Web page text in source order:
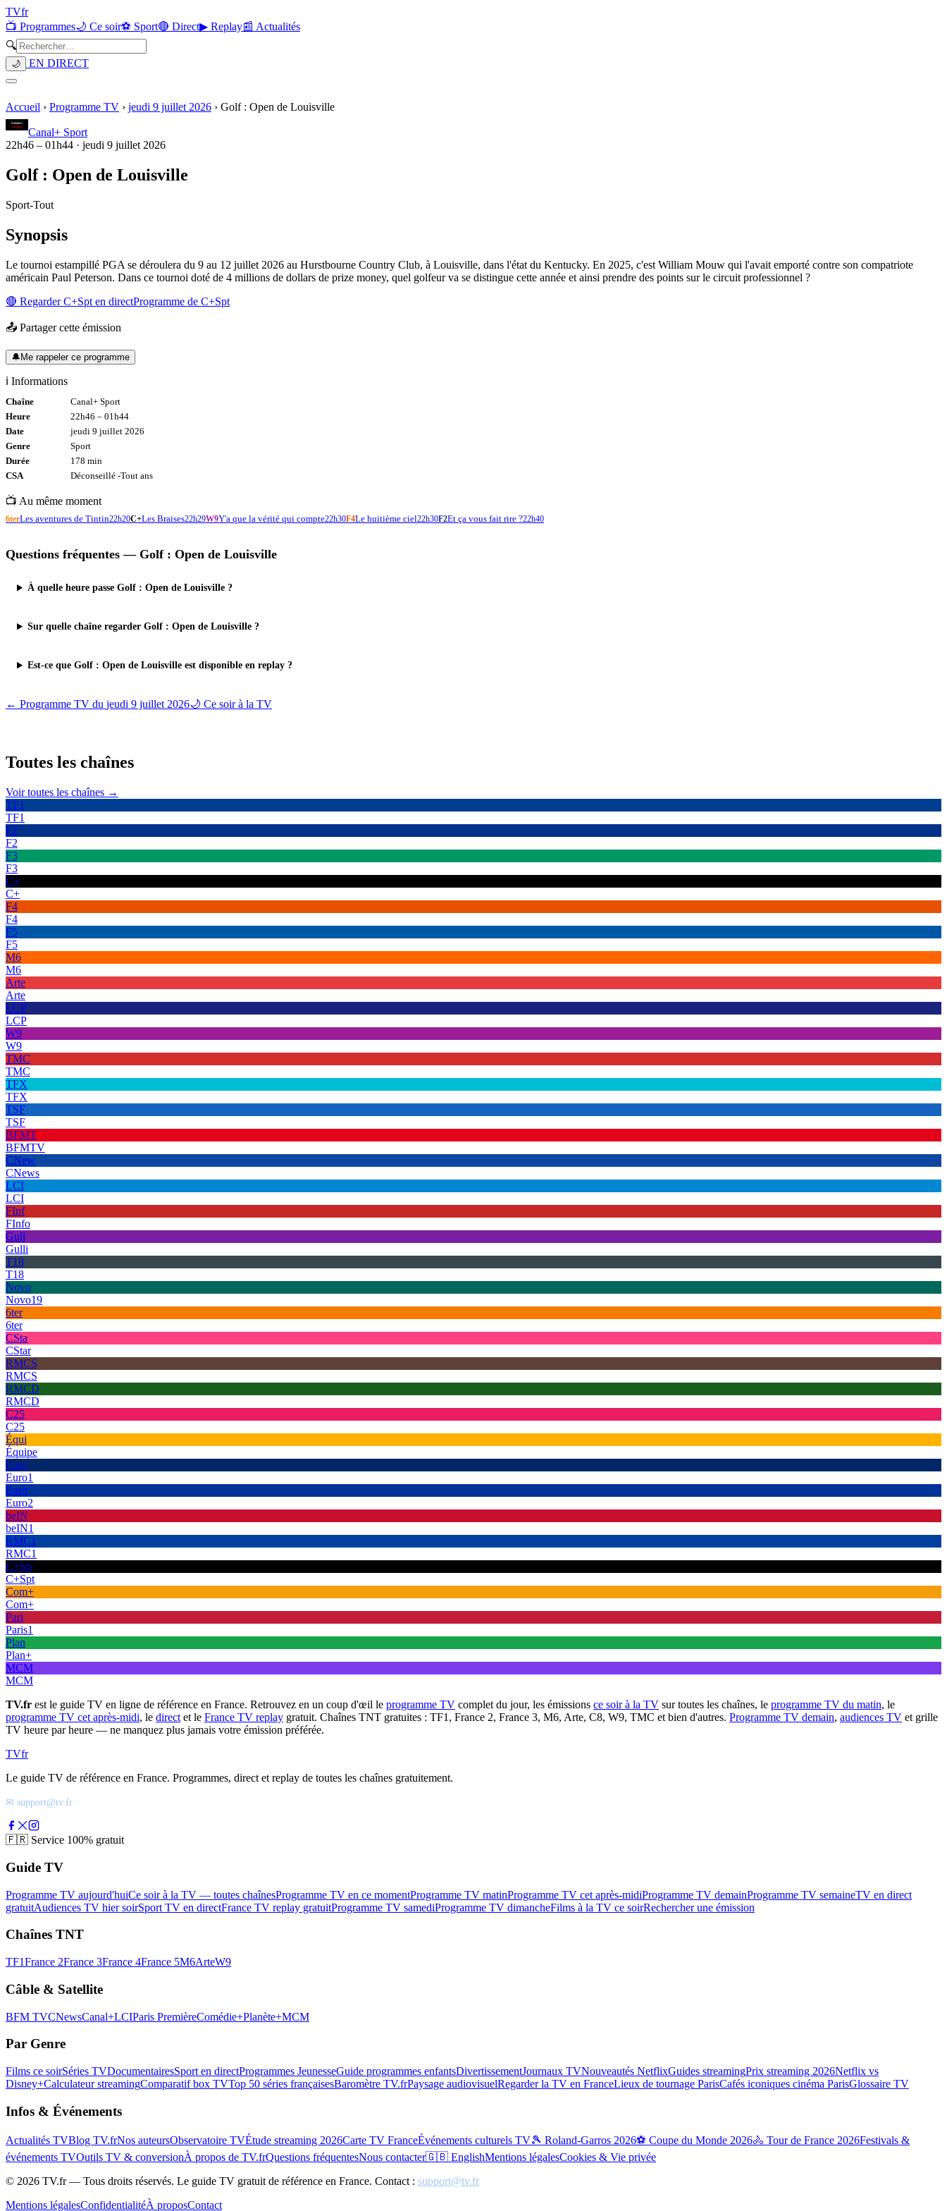
TVfr
📺 Programmes🌙 Ce soir⚽ Sport🔴 Direct▶ Replay📰 Actualités
🔍
🌙 EN DIRECT
Accueil › Programme TV › jeudi 9 juillet 2026 › Golf : Open de Louisville
Canal+ Sport
22h46 – 01h44 · jeudi 9 juillet 2026
Golf : Open de Louisville
Sport-Tout
Synopsis
Le tournoi estampillé PGA se déroulera du 9 au 12 juillet 2026 au Hurstbourne Country Club, à Louisville, dans l'état du Kentucky. En 2025, c'est William Mouw qui l'avait emporté contre son compatriote
américain Paul Peterson. Dans ce tournoi doté de 4 millions de dollars de prize money, quel golfeur va se distingue cette année et ainsi prendre des points sur le circuit professionnel ?
🔴 RegarderC+Spt en directProgramme de C+Spt
📤 Partager cette émission
🔔Me rappeler ce programme
ℹ️ Informations
Chaîne
Canal+ Sport
Heure
22h46 – 01h44
Date
jeudi 9 juillet 2026
Genre
Sport
Durée
178 min
CSA
Déconseillé -Tout ans
📺 Au même moment
6terLes aventures de Tintin22h20C+Les Braises22h29W9Y'a que la vérité qui compte22h30F4Le huitième ciel22h30F2Et ça vous fait rire ?22h40
Questions fréquentes — Golf : Open de Louisville
À quelle heure passe Golf : Open de Louisville ?
Sur quelle chaîne regarder Golf : Open de Louisville ?
Est-ce que Golf : Open de Louisville est disponible en replay ?
← Programme TV du jeudi 9 juillet 2026🌙 Ce soir à la TV
Toutes les chaînes
Voir toutes les chaînes →
TF1
TF1
F2
F2
F3
F3
C+
C+
F4
F4
F5
F5
M6
M6
Arte
Arte
LCP
LCP
W9
W9
TMC
TMC
TFX
TFX
TSF
TSF
BFMT
BFMTV
CNew
CNews
LCI
LCI
FInf
FInfo
Gull
Gulli
T18
T18
Novo
Novo19
6ter
6ter
CSta
CStar
RMCS
RMCS
RMCD
RMCD
C25
C25
Équi
Équipe
Euro
Euro1
Euro
Euro2
beIN
beIN1
RMC1
RMC1
C+Sp
C+Spt
Com+
Com+
Pari
Paris1
Plan
Plan+
MCM
MCM
TV.fr est le guide TV en ligne de référence en France. Retrouvez en un coup d'œil le programme TV complet du jour, les émissions ce soir à la TV sur toutes les chaînes, le programme TV du matin, le
programme TV cet après-midi, le direct et le France TV replay gratuit. Chaînes TNT gratuites : TF1, France 2, France 3, M6, Arte, C8, W9, TMC et bien d'autres. Programme TV demain, audiences TV et grille
TV heure par heure — ne manquez plus jamais votre émission préférée.
TVfr
Le guide TV de référence en France. Programmes, direct et replay de toutes les chaînes gratuitement.
✉ support@tv.fr
🇫🇷 Service 100% gratuit
Guide TV
Programme TV aujourd'huiCe soir à la TV — toutes chaînesProgramme TV en ce momentProgramme TV matinProgramme TV cet après-midiProgramme TV demainProgramme TV semaineTV en direct
gratuitAudiences TV hier soirSport TV en directFrance TV replay gratuitProgramme TV samediProgramme TV dimancheFilms à la TV ce soirRechercher une émission
Chaînes TNT
TF1France 2France 3France 4France 5M6ArteW9
Câble & Satellite
BFM TVCNewsCanal+LCIParis PremièreComédie+Planète+MCM
Par Genre
Films ce soirSéries TVDocumentairesSport en directProgrammes JeunesseGuide programmes enfantsDivertissementJournaux TVNouveautés NetflixGuides streamingPrix streaming 2026Netflix vs
Disney+Calculateur streamingComparatif box TVTop 50 séries françaisesBaromètre TV.frPaysage audiovisuelRegarder la TV en FranceLieux de tournage ParisCafés iconiques cinéma ParisGlossaire TV
Infos & Événements
Actualités TVBlog TV.frNos auteursObservatoire TVÉtude streaming 2026Carte TV FranceÉvénements culturels TV🎾 Roland-Garros 2026⚽ Coupe du Monde 2026🚴 Tour de France 2026Festivals &
événements TVOutils TV & conversionÀ propos de TV.frQuestions fréquentesNous contacter🇬🇧 EnglishMentions légalesCookies & Vie privée
© 2026 TV.fr — Tous droits réservés. Le guide TV gratuit de référence en France. Contact : support@tv.fr
Mentions légalesConfidentialitéÀ proposContact